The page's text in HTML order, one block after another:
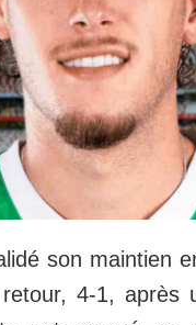
son maintien
4-1, après